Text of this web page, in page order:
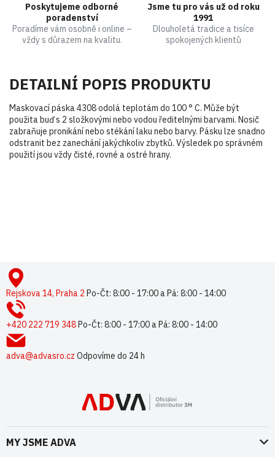
Poskytujeme odborné
poradenství
Poradíme vám osobně i online –
vždy s důrazem na kvalitu.
Jsme tu pro vás už od roku
1991
Dlouholetá tradice a tisíce
spokojených klientů
DETAILNÍ POPIS PRODUKTU
Maskovací páska 4308 odolá teplotám do 100 ° C. Může být
použita buď s 2 složkovými nebo vodou ředitelnými barvami. Nosič
zabraňuje pronikání nebo stékání laku nebo barvy. Pásku lze snadno
odstranit bez zanechání jakýchkoliv zbytků. Výsledek po správném
použití jsou vždy čisté, rovné a ostré hrany.
pRejskova 14, Praha 2 Po-Čt: 8:00 - 17:00 a Pá: 8:00 - 14:00
+420 222 719 348Po-Čt: 8:00 - 17:00 a Pá: 8:00 - 14:00
adva@advasro.cz Odpovíme do 24 h
MY JSME ADVA